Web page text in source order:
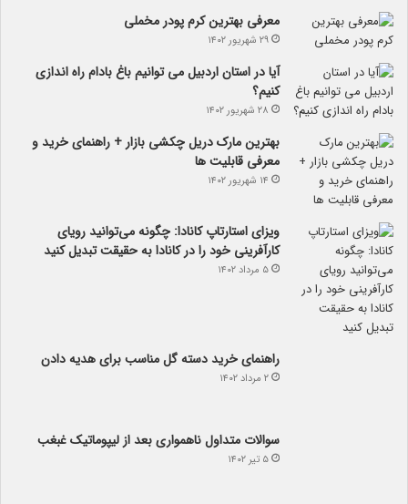
معرفی بهترین کرم پودر مخملی
۲۹ شهریور ۱۴۰۲
آیا در استان اردبیل می توانیم باغ بادام راه اندازی
کنیم؟
۲۸ شهریور ۱۴۰۲
بهترین مارک دریل چکشی بازار + راهنمای خرید و
معرفی قابلیت ها
۱۴ شهریور ۱۴۰۲
ویزای استارتاپ کانادا: چگونه می‌توانید رویای
کارآفرینی خود را در کانادا به حقیقت تبدیل کنید
۵ مرداد ۱۴۰۲
راهنمای خرید دسته گل مناسب برای هدیه دادن
۲ مرداد ۱۴۰۲
سوالات متداول ناهمواری بعد از لیپوماتیک غبغب
۵ تیر ۱۴۰۲